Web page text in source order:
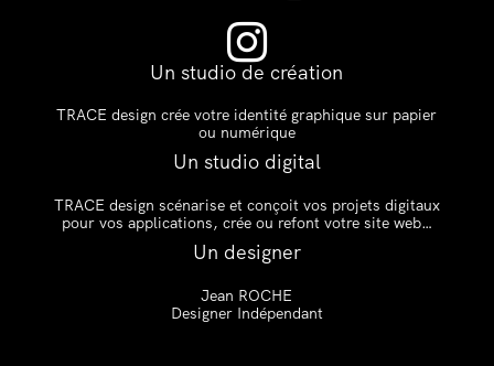

Un studio de création
TRACE design crée votre identité graphique sur papier
ou numérique
Un studio digital
TRACE design scénarise et conçoit vos projets digitaux
pour vos applications, crée ou refont votre site web…
Un designer
Jean ROCHE
Designer Indépendant